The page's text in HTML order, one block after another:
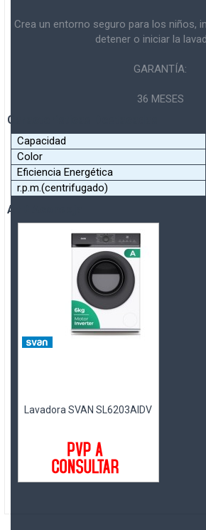
Crea un entorno seguro para los niños,
detener o iniciar la
GARANTÍA:
36 MESES
Caracteristicas Destacadas
Capacidad
Color
Eficiencia Energética
r.p.m.(centrifugado)
A+B Aconseja
Lavadora SVAN SL6203AIDV